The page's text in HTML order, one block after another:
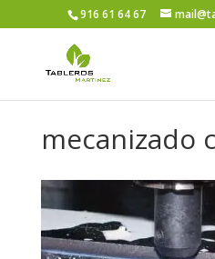
916 61 64 67
mecanizado